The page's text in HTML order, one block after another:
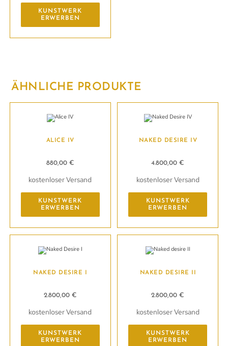
KUNSTWERK
ERWERBEN
ÄHNLICHE PRODUKTE
ALICE IV
880,00 €
kostenloser Versand
KUNSTWERK
ERWERBEN
NAKED DESIRE IV
4.800,00€
kostenloser Versand
KUNSTWERK
ERWERBEN
NAKED DESIRE I
2.800,00 €
kostenloser Versand
KUNSTWERK
ERWERBEN
NAKED DESIRE II
2.800,00€
kostenloser Versand
KUNSTWERK
ERWERBEN